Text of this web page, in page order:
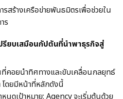
ร้างเครือข่ายพันธมิตรเพื่อช่วยใน
ร
รียบเสมือนกัปตันที่นำพาธุรกิจสู่
คอยนำทิศทางและขับเคลื่อนกลยุทธ์
โดยมีหน้าที่หลักดังนี้